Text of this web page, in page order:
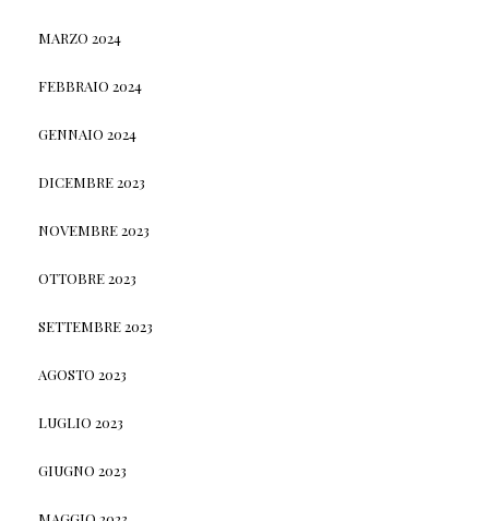
MARZO 2024
FEBBRAIO 2024
GENNAIO 2024
DICEMBRE 2023
NOVEMBRE 2023
OTTOBRE 2023
SETTEMBRE 2023
AGOSTO 2023
LUGLIO 2023
GIUGNO 2023